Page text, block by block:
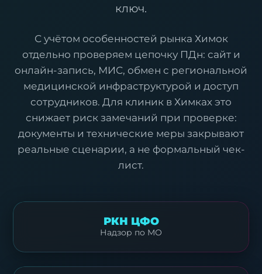
ключ.
С учётом особенностей рынка Химок
отдельно проверяем цепочку ПДн: сайт и
онлайн-запись, МИС, обмен с региональной
медицинской инфраструктурой и доступ
сотрудников. Для клиник в Химках это
снижает риск замечаний при проверке:
документы и технические меры закрывают
реальные сценарии, а не формальный чек-
лист.
РКН ЦФО
Надзор по МО